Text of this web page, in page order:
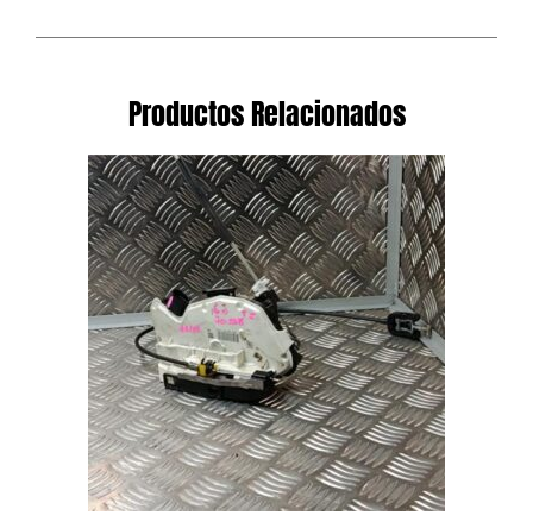
Productos Relacionados